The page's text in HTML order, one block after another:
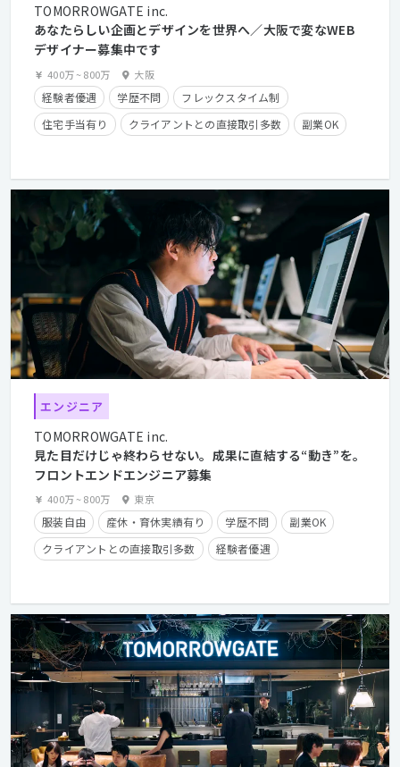
TOMORROWGATE inc.
あなたらしい企画とデザインを世界へ／大阪で変なWEB
デザイナー募集中です
400万~800万 大阪
経験者優遇 学歴不問
フレックスタイム制
住宅手当有り
クライアントとの直接取引多数 副業OK
エンジニア
TOMORROWGATE inc.
見た目だけじゃ終わらせない。成果に直結する“動き”を。
フロントエンドエンジニア募集
400万~800万 東京
服装自由 産休・育休実績有り 学歴不問
副業OK
クライアントとの直接取引多数
経験者優遇